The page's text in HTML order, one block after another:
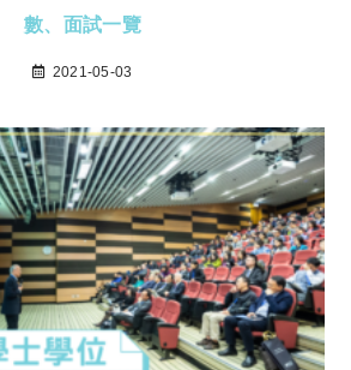
數、面試一覽
2021-05-03